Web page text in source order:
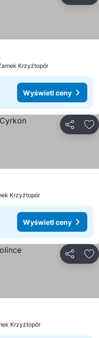
Wyświetl ceny
Krzyżtopór
Wyświetl ceny
Krzyżtopór
Wyświetl ceny
Krzyżtopór